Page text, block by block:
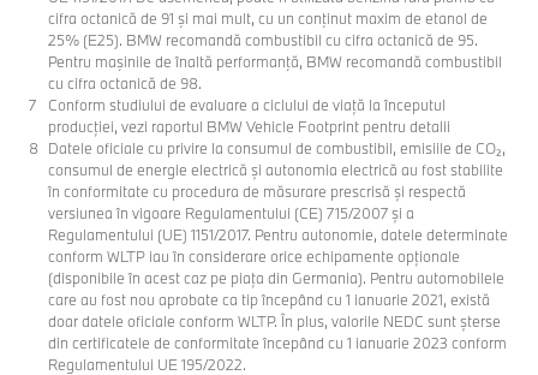
cifra octanică de 91 şi mai mult, cu un conţinut maxim de etanol de
25% (E25). BMW recomandă combustibil cu cifra octanică de 95.
Pentru maşinile de înaltă performanţă, BMW recomandă combustibil
cu cifra octanică de 98.
Conform studiului de evaluare a ciclului de viață la începutul
producției, vezi raportul BMW Vehicle Footprint pentru detalii
Datele oficiale cu privire la consumul de combustibil, emisiile de CO₂,
consumul de energie electrică și autonomia electrică au fost stabilite
în conformitate cu procedura de măsurare prescrisă și respectă
versiunea în vigoare Regulamentului (CE) 715/2007 și a
Regulamentului (UE) 1151/2017. Pentru autonomie, datele determinate
conform WLTP iau în considerare orice echipamente opționale
(disponibile în acest caz pe piața din Germania). Pentru automobilele
care au fost nou aprobate ca tip începând cu 1 ianuarie 2021, există
doar datele oficiale conform WLTP. În plus, valorile NEDC sunt șterse
din certificatele de conformitate începând cu 1 ianuarie 2023 conform
Regulamentului UE 195/2022.